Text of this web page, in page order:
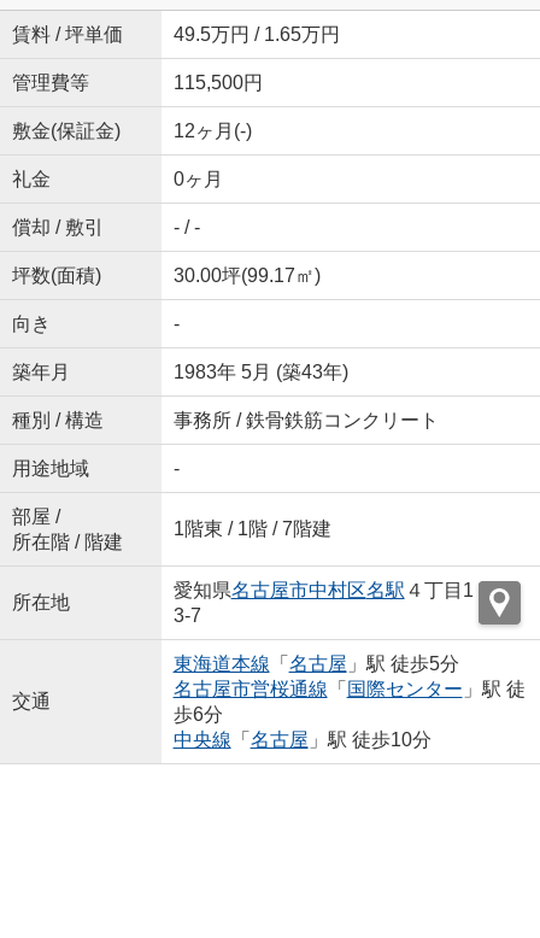
賃料 / 坪単価 49.5万円 / 1.65万円
管理費等 115,500円
敷金(保証金) 12ヶ月(-)
礼金 0ヶ月
償却 / 敷引 - / -
坪数(面積) 30.00坪(99.17㎡)
向き -
築年月 1983年 5月 (築43年)
種別 / 構造 事務所 / 鉄骨鉄筋コンクリート
用途地域 -
部屋 /
所在階 / 階建
1階東 / 1階 / 7階建
所在地
愛知県名古屋市中村区名駅 ４丁目1
3-7
交通
東海道本線 「 名古屋 」駅 徒歩5分
名古屋市営桜通線 「 国際センター 」駅 徒
歩6分
中央線 「 名古屋 」駅 徒歩10分